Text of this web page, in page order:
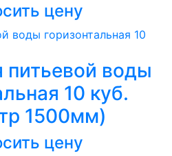
цену
питьевой воды
10 куб.
1500мм)
цену